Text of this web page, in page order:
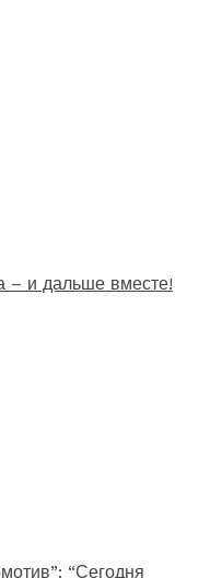
– и дальше вместе!
“Сегодня